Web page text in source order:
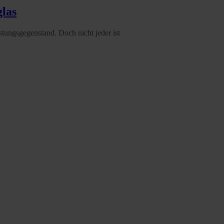
Doch nicht jeder ist